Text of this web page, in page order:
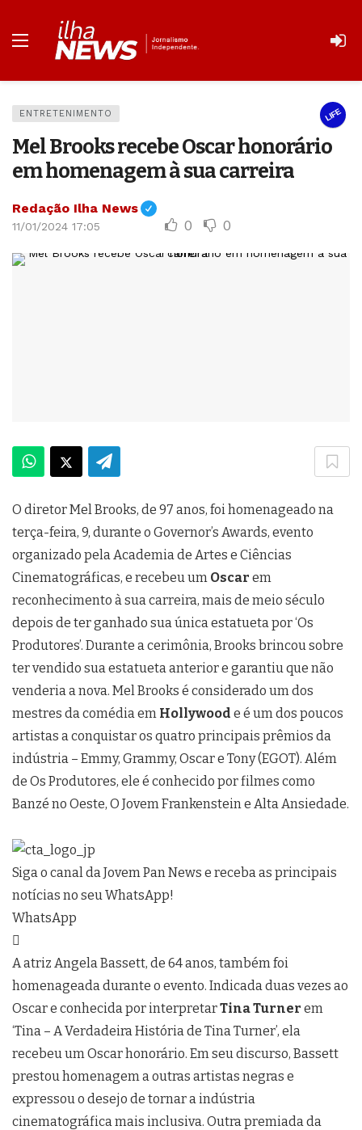
LIFE
ENTRETENIMENTO
Mel Brooks recebe Oscar honorário
em homenagem à sua carreira
Redação Ilha News
11/01/2024 17:05 0 0
O diretor Mel Brooks, de 97 anos, foi homenageado na
terça-feira, 9, durante o Governor’s Awards, evento
organizado pela Academia de Artes e Ciências
Cinematográficas, e recebeu um Oscar em
reconhecimento à sua carreira, mais de meio século
depois de ter ganhado sua única estatueta por ‘Os
Produtores’. Durante a cerimônia, Brooks brincou sobre
ter vendido sua estatueta anterior e garantiu que não
venderia a nova. Mel Brooks é considerado um dos
mestres da comédia em Hollywood e é um dos poucos
artistas a conquistar os quatro principais prêmios da
indústria – Emmy, Grammy, Oscar e Tony (EGOT). Além
de Os Produtores, ele é conhecido por filmes como
Banzé no Oeste, O Jovem Frankenstein e Alta Ansiedade.
Siga o canal da Jovem Pan News e receba as principais
notícias no seu WhatsApp!
WhatsApp
A atriz Angela Bassett, de 64 anos, também foi
homenageada durante o evento. Indicada duas vezes ao
Oscar e conhecida por interpretarTina Turner em
‘Tina – A Verdadeira História de Tina Turner’, ela
recebeu um Oscar honorário. Em seu discurso, Bassett
prestou homenagem a outras artistas negras e
expressou o desejo de tornar a indústria
cinematográfica mais inclusiva. Outra premiada da